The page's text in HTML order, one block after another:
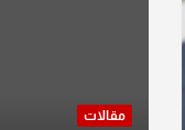
مقالات